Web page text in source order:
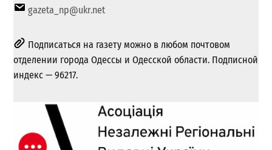
gazeta_np@ukr.net
Подписаться на газету можно в любом почтовом
отделении города Одессы и Одесской области. Подписной
индекс — 96217.